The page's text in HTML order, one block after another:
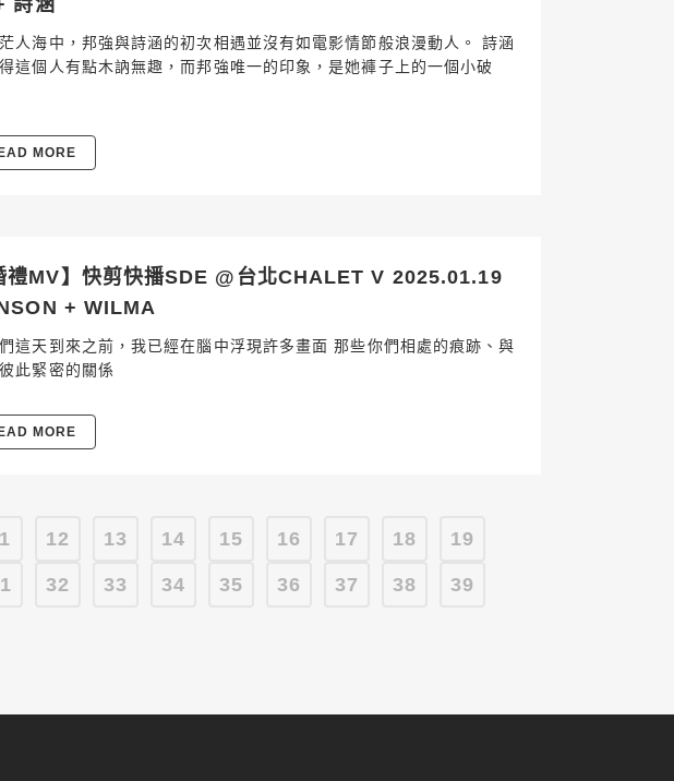
詩涵
人海中，邦強與詩涵的初次相遇並沒有如電影情節般浪漫動人。 詩涵
這個人有點木訥無趣，而邦強唯一的印象，是她褲子上的一個小破
MORE
禮MV】快剪快播SDE @台北CHALET V 2025.01.19
+ WILMA
這天到來之前，我已經在腦中浮現許多畫面 那些你們相處的痕跡、與
此緊密的關係
MORE
12 13 14 15 16 17 18 19
32 33 34 35 36 37 38 39